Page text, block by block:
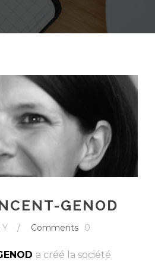
GENOD
Y / Comments 0
a créé la société